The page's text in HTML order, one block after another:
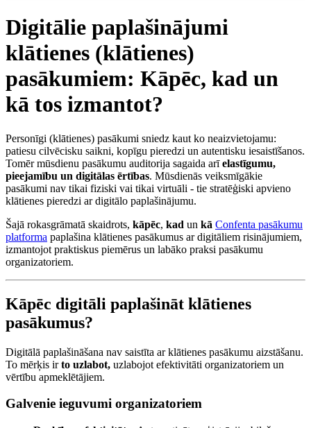
Digitālie paplašinājumi
klātienes (klātienes)
pasākumiem: Kāpēc, kad un
kā tos izmantot?
Personīgi (klātienes) pasākumi sniedz kaut ko neaizvietojamu:
patiesu cilvēcisku saikni, kopīgu pieredzi un autentisku iesaistīšanos.
Tomēr mūsdienu pasākumu auditorija sagaida arīelastīgumu,
pieejamību un digitālas ērtības. Mūsdienās veiksmīgākie
pasākumi nav tikai fiziski vai tikai virtuāli - tie stratēģiski apvieno
klātienes pieredzi ar digitālo paplašinājumu.
Šajā rokasgrāmatā skaidrots, kāpēc, kad un kā Confenta pasākumu
platforma paplašina klātienes pasākumus ar digitāliem risinājumiem,
izmantojot praktiskus piemērus un labāko praksi pasākumu
organizatoriem.
Kāpēc digitāli paplašināt klātienes
pasākumus?
Digitālā paplašināšana nav saistīta ar klātienes pasākumu aizstāšanu.
To mērķis irto uzlabot, uzlabojot efektivitāti organizatoriem un
vērtību apmeklētājiem.
Galvenie ieguvumi organizatoriem